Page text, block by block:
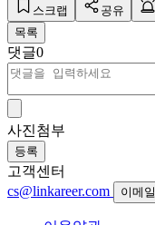
스크랩 공유
목록
댓글0
사진첨부
등록
고객센터
cs@linkareer.com
이메